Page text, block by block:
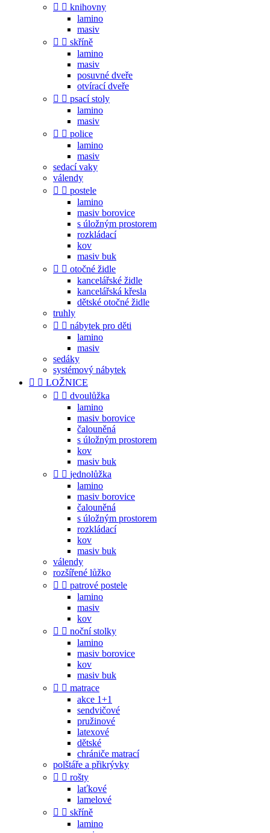
  knihovny
lamino
masiv
  skříně
lamino
masiv
posuvné dveře
otvírací dveře
  psací stoly
lamino
masiv
  police
lamino
masiv
sedací vaky
válendy
  postele
lamino
masiv borovice
s úložným prostorem
rozkládací
kov
masiv buk
  otočné židle
kancelářské židle
kancelářská křesla
dětské otočné židle
truhly
  nábytek pro děti
lamino
masiv
sedáky
systémový nábytek
  LOŽNICE
  dvoulůžka
lamino
masiv borovice
čalouněná
s úložným prostorem
kov
masiv buk
  jednolůžka
lamino
masiv borovice
čalouněná
s úložným prostorem
rozkládací
kov
masiv buk
válendy
rozšířené lůžko
  patrové postele
lamino
masiv
kov
  noční stolky
lamino
masiv borovice
kov
masiv buk
  matrace
akce 1+1
sendvičové
pružinové
latexové
dětské
chrániče matrací
polštáře a přikrývky
  rošty
laťkové
lamelové
  skříně
lamino